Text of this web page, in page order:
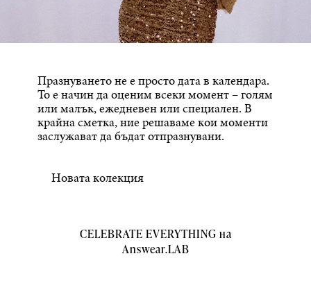
Празнуването не е просто дата в календара.
То е начин да оценим всеки момент – голям
или малък, ежедневен или специален. В
крайна сметка, ние решаваме кои моменти
заслужават да бъдат отпразнувани.
Новата колекция
CELEBRATE EVERYTHING на
Answear.LAB